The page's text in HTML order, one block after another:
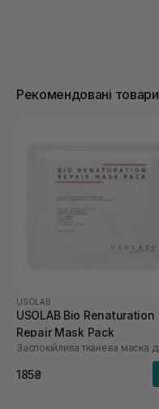
Рекомендовані товари
USOLAB
USOLAB Bio Renaturation
Repair Mask Pack
185₴